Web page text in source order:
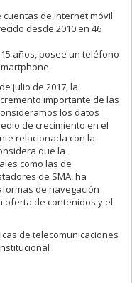
cuentas de internet móvil.
desde 2010 en 46
años, posee un teléfono
julio de 2017, la
importante de las
los datos
de crecimiento en el
relacionada con la
que la
como las de
de SMA, ha
de navegación
oferta de contenidos y el
de telecomunicaciones